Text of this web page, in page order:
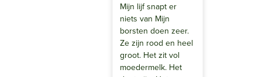
Mijn lijf snapt er
niets van Mijn
borsten doen zeer.
Ze zijn rood en heel
groot. Het zit vol
moedermelk. Het